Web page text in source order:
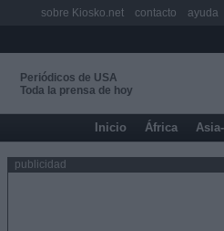
Periódicos de USA
Toda la prensa de hoy
Inicio África
publicidad
sobre Kiosko.net contacto ayuda